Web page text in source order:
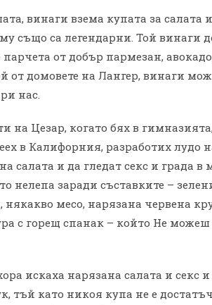
винаги взема купата за салата
също са легендарни. Той винаги
парчета от добър пармезан,
от домовете на Лангер, винаги
нас.
на Цезар, когато бях в
в Калифорния, разработих лудо
салата и да гледат секс и града
нелепа заради съставките –
някакво месо, нарязана червена
с горещ спанак – който Не можеш
искаха нарязана салата и секс
тъй като никоя купа не е